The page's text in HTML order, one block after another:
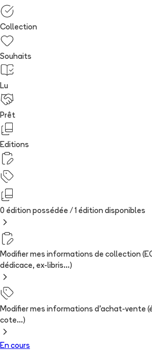
Collection
Souhaits
Lu
Prêt
Editions
0 édition possédée / 1 édition disponibles
Modifier mes informations de collection
dédicace, ex-libris...)
Modifier mes informations d'achat-vente
cote...)
En cours